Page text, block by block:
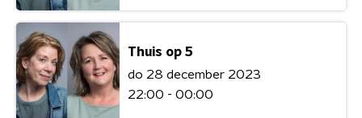
Thuis op 5
do 28 december 2023
22:00 - 00:00